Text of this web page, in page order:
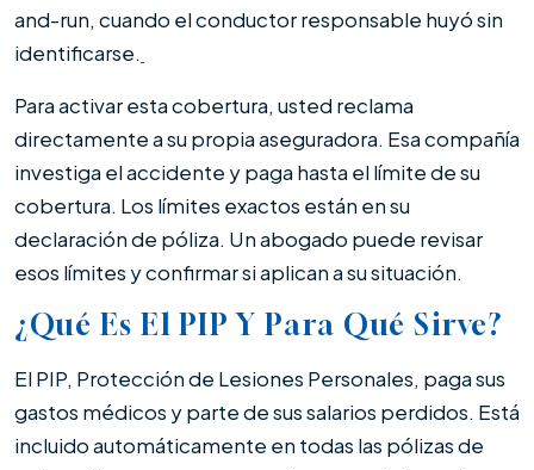
and-run, cuando el conductor responsable huyó sin
identificarse.
Para activar esta cobertura, usted reclama
directamente a su propia aseguradora. Esa compañía
investiga el accidente y paga hasta el límite de su
cobertura. Los límites exactos están en su
declaración de póliza. Un abogado puede revisar
esos límites y confirmar si aplican a su situación.
¿Qué Es El PIP Y Para Qué Sirve?
El PIP, Protección de Lesiones Personales, paga sus
gastos médicos y parte de sus salarios perdidos. Está
incluido automáticamente en todas las pólizas de